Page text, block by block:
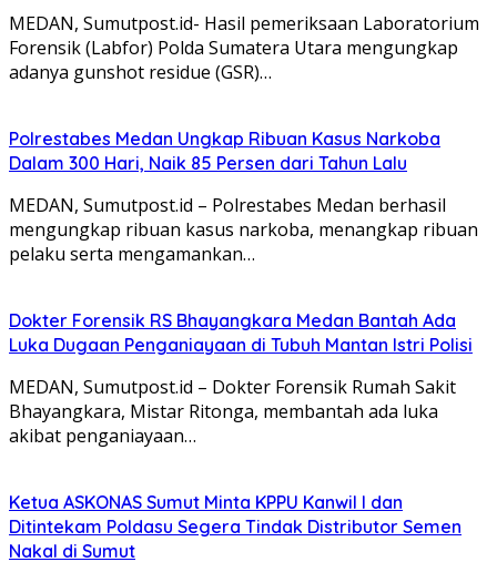
MEDAN, Sumutpost.id- Hasil pemeriksaan Laboratorium
Forensik (Labfor) Polda Sumatera Utara mengungkap
adanya gunshot residue (GSR)…
Polrestabes Medan Ungkap Ribuan Kasus Narkoba
Dalam 300 Hari, Naik 85 Persen dari Tahun Lalu
MEDAN, Sumutpost.id – Polrestabes Medan berhasil
mengungkap ribuan kasus narkoba, menangkap ribuan
pelaku serta mengamankan…
Dokter Forensik RS Bhayangkara Medan Bantah Ada
Luka Dugaan Penganiayaan di Tubuh Mantan Istri Polisi
MEDAN, Sumutpost.id – Dokter Forensik Rumah Sakit
Bhayangkara, Mistar Ritonga, membantah ada luka
akibat penganiayaan…
Ketua ASKONAS Sumut Minta KPPU Kanwil I dan
Ditintekam Poldasu Segera Tindak Distributor Semen
Nakal di Sumut